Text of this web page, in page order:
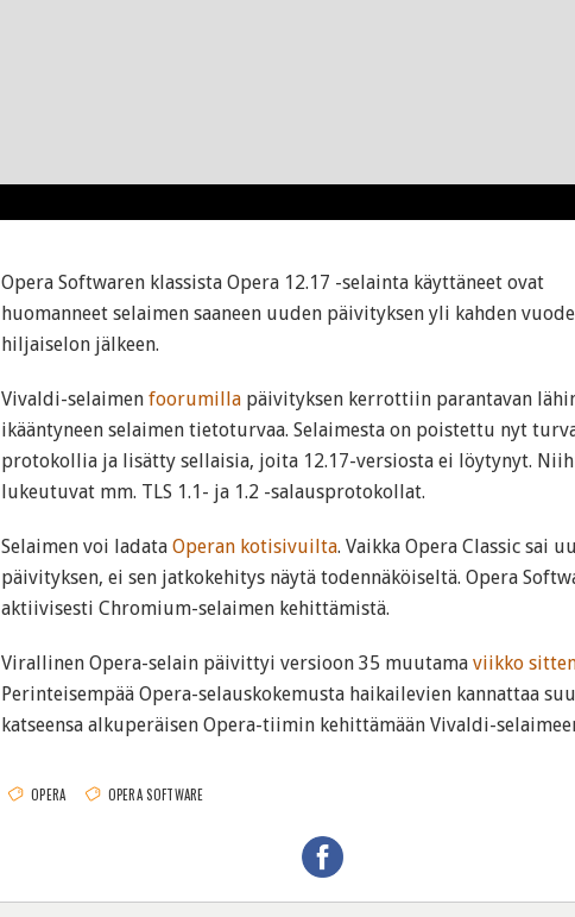
Opera Softwaren klassista Opera 12.17 -selainta käyttäneet ovat
huomanneet selaimen saaneen uuden päivityksen yli kahden
hiljaiselon jälkeen.
Vivaldi-selaimen foorumilla päivityksen kerrottiin parantavan
ikääntyneen selaimen tietoturvaa. Selaimesta on poistettu nyt
protokollia ja lisätty sellaisia, joita 12.17-versiosta ei löytynyt.
lukeutuvat mm. TLS 1.1- ja 1.2 -salausprotokollat.
Selaimen voi ladata Operan kotisivuilta. Vaikka Opera Classic sai
päivityksen, ei sen jatkokehitys näytä todennäköiseltä. Opera
aktiivisesti Chromium-selaimen kehittämistä.
Virallinen Opera-selain päivittyi versioon 35 muutama viikko
Perinteisempää Opera-selauskokemusta haikailevien kannattaa
katseensa alkuperäisen Opera-tiimin kehittämään Vivaldi-
OPERA OPERA SOFTWARE